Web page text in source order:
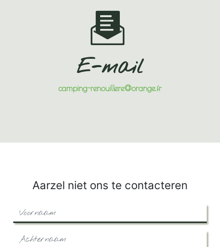
E-mail
camping-renouillere@orange.fr
Aarzel niet ons te contacteren